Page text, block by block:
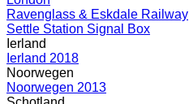
Ravenglass & Eskdale Railway
Settle Station Signal Box
Ierland
Ierland 2018
Noorwegen
Noorwegen 2013